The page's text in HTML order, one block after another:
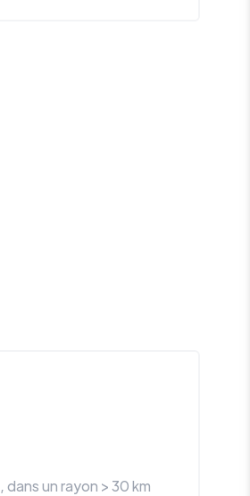
, dans un rayon >30km